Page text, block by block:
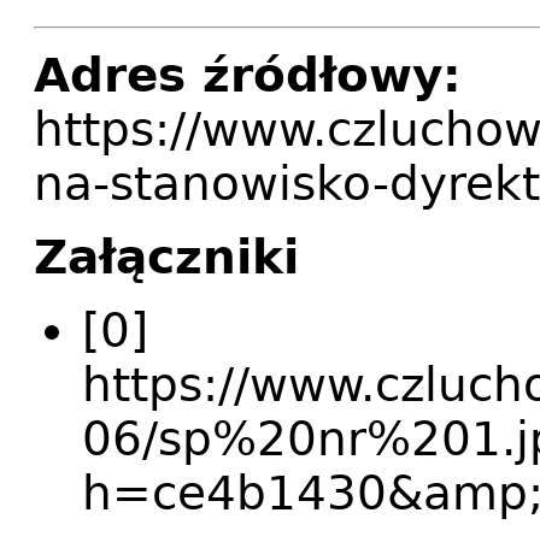
Adres źródłowy:
https://
na-stanowisko-
Załączniki
[0]
https://
06/